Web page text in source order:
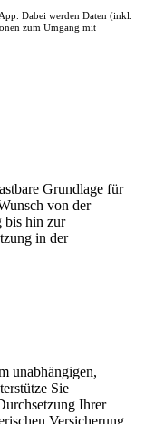
Dabei werden Daten (inkl.
zum Umgang mit
Grundlage für
von der
bis hin zur
in der
unabhängigen,
Sie
Ihrer